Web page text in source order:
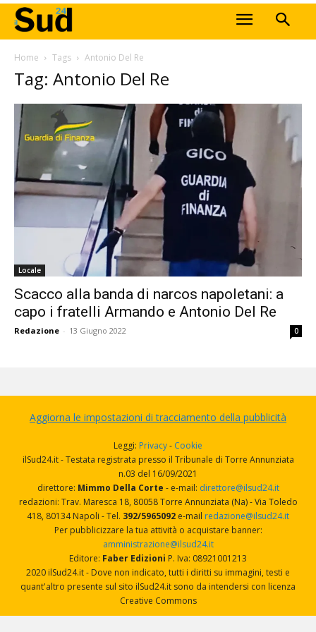
Home Tags Antonio Del Re
Tag: Antonio Del Re
Locale
Scacco alla banda di narcos napoletani: a
capo i fratelli Armando e Antonio Del Re
Redazione - 13 Giugno 2022 0
Aggiorna le impostazioni di tracciamento della pubblicità
Leggi: Privacy- Cookie
ilSud24.it - Testata registrata presso il Tribunale di Torre Annunziata
n.03 del 16/09/2021
direttore: Mimmo Della Corte - e-mail: direttore@ilsud24.it
redazioni: Trav. Maresca 18, 80058 Torre Annunziata (Na) - Via Toledo
418, 80134 Napoli - Tel. 392/5965092 e-mail redazione@ilsud24.it
Per pubblicizzare la tua attività o acquistare banner:
amministrazione@ilsud24.it
Editore: Faber Edizioni P. Iva: 08921001213
2020 ilSud24.it - Dove non indicato, tutti i diritti su immagini, testi e
quant'altro presente sul sito ilSud24.it sono da intendersi con licenza
Creative Commons